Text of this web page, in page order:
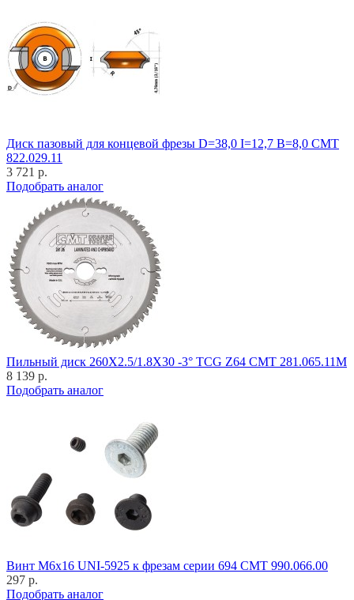
Диск пазовый для концевой фрезы D=38,0 I=12,7 B=8,0 CMT
822.029.11
3 721 р.
Подобрать аналог
Пильный диск 260X2.5/1.8X30 -3° TCG Z64 CMT 281.065.11M
8 139 р.
Подобрать аналог
Винт M6x16 UNI-5925 к фрезам серии 694 CMT 990.066.00
297 р.
Подобрать аналог